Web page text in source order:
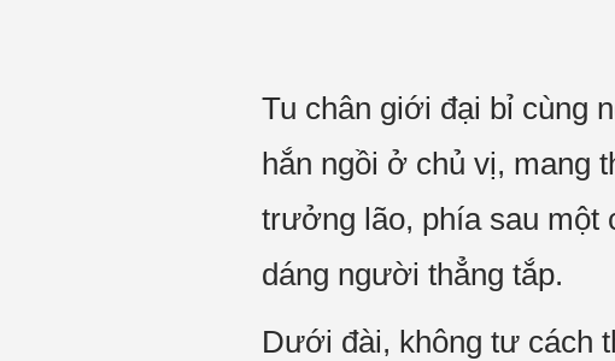
Tu chân giới đại bỉ cùng
hắn ngồi ở chủ vị, mang
trưởng lão, phía sau một
dáng người thẳng tắp.
Dưới đài, không tư cách